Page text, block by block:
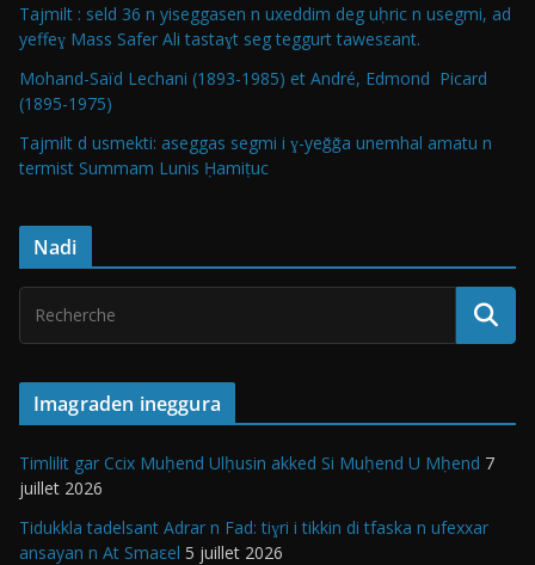
Tajmilt : seld 36 n yiseggasen n uxeddim deg uḥric n usegmi, ad
yeffeɣ Mass Safer Ali tastaɣt seg teggurt tawesεant.
Mohand-Saïd Lechani (1893-1985) et André, Edmond Picard
(1895-1975)
Tajmilt d usmekti: aseggas segmi i ɣ-yeǧǧa unemhal amatu n
termist Summam Lunis Ḥamiṭuc
Nadi
Imagraden ineggura
Timlilit gar Ccix Muḥend Ulḥusin akked Si Muḥend U Mḥend 7
juillet 2026
Tidukkla tadelsant Adrar n Fad: tiɣri i tikkin di tfaska n ufexxar
ansayan n At Smaεel 5 juillet 2026